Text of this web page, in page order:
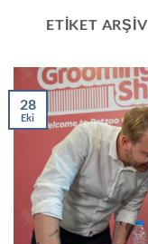
ETIKET
28
Eki